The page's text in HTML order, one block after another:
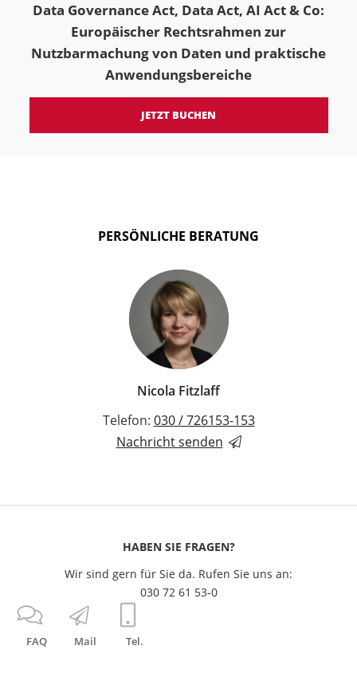
Data Governance Act, Data Act, AI Act & Co:
Europäischer Rechtsrahmen zur
Nutzbarmachung von Daten und praktische
Anwendungsbereiche
JETZT BUCHEN
PERSÖNLICHE BERATUNG
Nicola Fitzlaff
Telefon: 030 / 726153-153
Nachricht senden
FAQ Mail Tel.
HABEN SIE FRAGEN?
Wir sind gern für Sie da. Rufen Sie uns an:
030 72 61 53-0